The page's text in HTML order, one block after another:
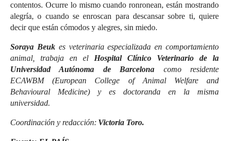
contentos. Ocurre lo mismo cuando ronronean, están mostrando
alegría, o cuando se enroscan para descansar sobre ti, quiere
decir que están cómodos y alegres, sin miedo.
Soraya Beukes veterinaria especializada en comportamiento
animal, trabaja en el Hospital Clínico Veterinario de la
Universidad Autónoma de Barcelona como residente
ECAWBM (European College of Animal Welfare and
Behavioural Medicine) y es doctoranda en la misma
universidad.
Coordinación y redacción: Victoria Toro.